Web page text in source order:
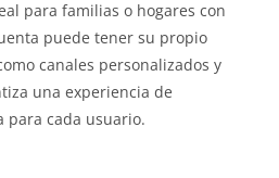
para familias o hogares con
puede tener su propio
canales personalizados y
una experiencia de
para cada usuario.